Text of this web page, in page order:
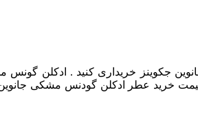
خریداری کنید . ادکلن گونس
عطر ادکلن گودنس مشکی جانوین